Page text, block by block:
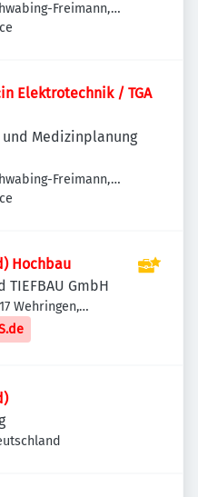
Freimann,
Elektrotechnik / TGA
Medizinplanung
Freimann,
Hochbau
TIEFBAU GmbH
Wehringen,